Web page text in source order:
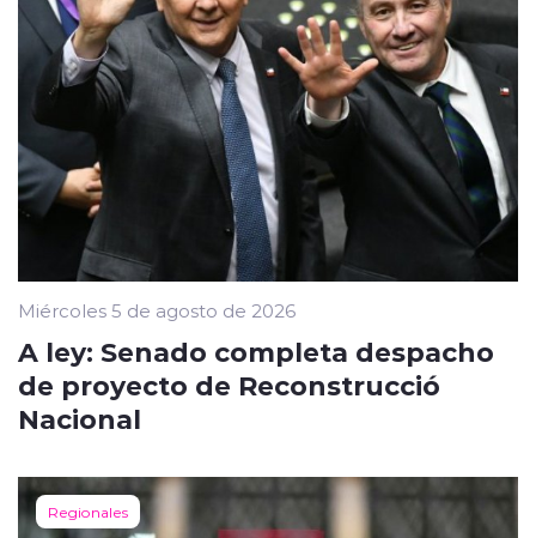
Miércoles 5 de agosto de 2026
A ley: Senado completa despacho
de proyecto de Reconstrucció
Nacional
Regionales